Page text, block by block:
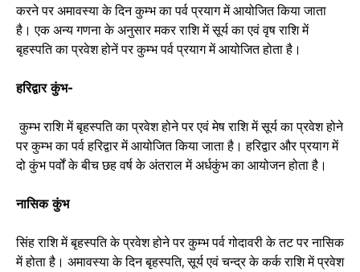
करने पर अमावस्या के दिन कुम्भ का पर्व प्रयाग में आयोजित किया जाता
है। एक अन्य गणना के अनुसार मकर राशि में सूर्य का एवं वृष राशि में
बृहस्पति का प्रवेश होनें पर कुम्भ पर्व प्रयाग में आयोजित होता है।
हरिद्वार कुंभ-
कुम्भ राशि में बृहस्पति का प्रवेश होने पर एवं मेष राशि में सूर्य का प्रवेश होने
पर कुम्भ का पर्व हरिद्वार में आयोजित किया जाता है। हरिद्वार और प्रयाग में
दो कुंभ पर्वों के बीच छह वर्ष के अंतराल में अर्धकुंभ का आयोजन होता है।
नासिक कुंभ
सिंह राशि में बृहस्पति के प्रवेश होने पर कुम्भ पर्व गोदावरी के तट पर नासिक
में होता है। अमावस्या के दिन बृहस्पति, सूर्य एवं चन्द्र के कर्क राशि में प्रवेश